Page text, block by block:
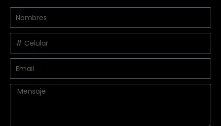
apellidos
Message